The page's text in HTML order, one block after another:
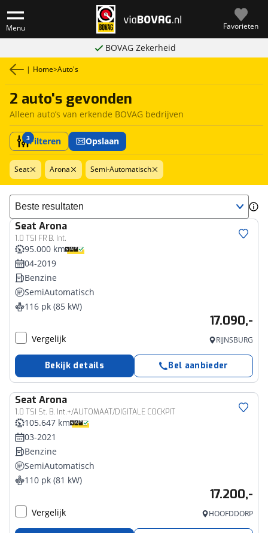
Menu Favorieten
BOVAG Zekerheid
| Home>Auto's
2 auto's gevonden
Alleen auto’s van erkende BOVAG bedrijven
3Filteren Opslaan
Seat Arona Semi-Automatisch
Sorteer resultaten
Seat Arona
1.0 TSI FR B. Int.
95.000 km
04-2019
Benzine
SemiAutomatisch
116 pk (85 kW)
17.090,-
Vergelijk RIJNSBURG
Bekijk details Bel aanbieder
Seat Arona
1.0 TSI St. B. Int.+/AUTOMAAT/DIGITALE COCKPIT
105.647 km
03-2021
Benzine
SemiAutomatisch
110 pk (81 kW)
17.200,-
Vergelijk HOOFDDORP